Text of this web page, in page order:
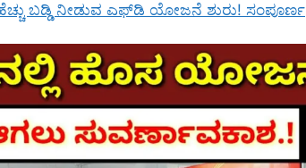
ಹೆಚ್ಚು ಬಡ್ಡಿ ನೀಡುವ ಎಫ್‌ಡಿ ಯೋಜನೆ ಶುರು! ಸಂಪೂರ್ಣ